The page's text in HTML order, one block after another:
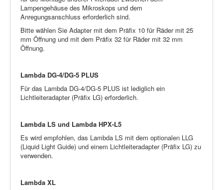
Lampengehäuse des Mikroskops und dem
Anregungsanschluss erforderlich sind.
Bitte wählen Sie Adapter mit dem Präfix 10 für Räder mit 25
mm Öffnung und mit dem Präfix 32 für Räder mit 32 mm
Öffnung.
Lambda DG-4/DG-5 PLUS
Für das Lambda DG-4/DG-5 PLUS ist lediglich ein
Lichtleiteradapter (Präfix LG) erforderlich.
Lambda LS und Lambda HPX-L5
Es wird empfohlen, das Lambda LS mit dem optionalen LLG
(Liquid Light Guide) und einem Lichtleiteradapter (Präfix LG) zu
verwenden.
Lambda XL